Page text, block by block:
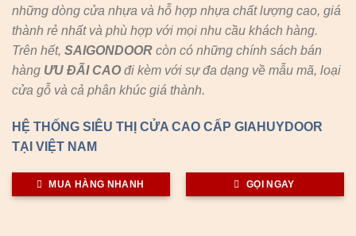
những dòng cửa nhựa và hỗ hợp nhựa chất lượng cao, giá
thành rẻ nhất và phù hợp với mọi nhu cầu khách hàng.
Trên hết, SAIGONDOOR còn có những chính sách bán
hàng ƯU ĐÃI CAO đi kèm với sự đa dạng về mẫu mã, loại
cửa gỗ và cả phân khúc giá thành.
HỆ THỐNG SIÊU THỊ CỬA CAO CẤP GIAHUYDOOR
TẠI VIỆT NAM
MUA HÀNG NHANH GỌI NGAY